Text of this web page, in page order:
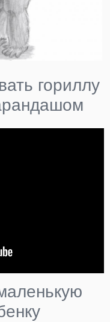
гориллу